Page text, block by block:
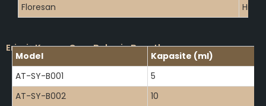
Floresan
Hiçbiri
Erimiş Kuvars Cam Beherin Boyutları
Model
Kapasite (ml)
AT-SY-B001
5
AT-SY-B002
10